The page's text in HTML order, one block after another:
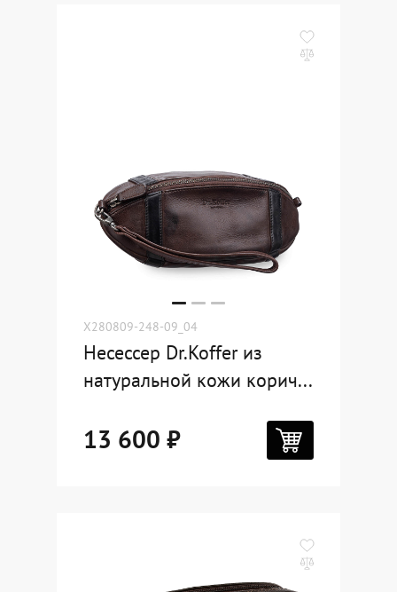
X280809-248-09_04
Несессер Dr.Koffer из
натуральной кожи корич...
13 600 ₽